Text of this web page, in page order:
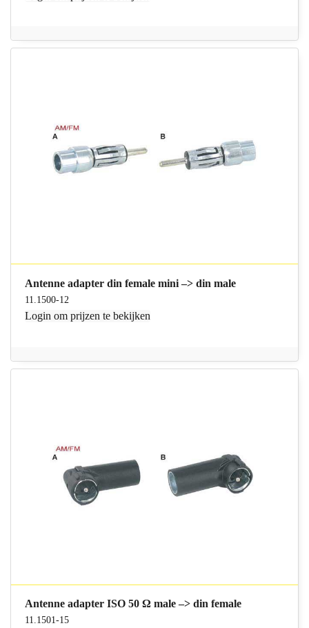
Antenne adapter din female mini –> din male
11.1500-12
Login om prijzen te bekijken
Antenne adapter ISO 50 Ω male –> din female
11.1501-15